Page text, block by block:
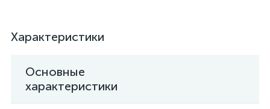
Характеристики
Основные
характеристики